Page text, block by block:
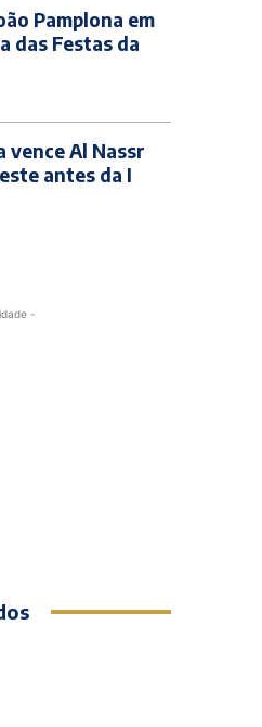
Pamplona em
das Festas da
vence Al Nassr
antes da I
-